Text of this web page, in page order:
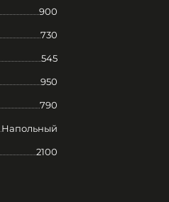
900
730
545
950
790
Напольный
2100